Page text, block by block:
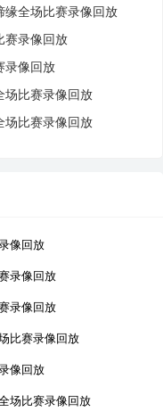
全场比赛录像回放
赛录像回放
录像回放
场比赛录像回放
场比赛录像回放
像回放
录像回放
录像回放
比赛录像回放
像回放
场比赛录像回放